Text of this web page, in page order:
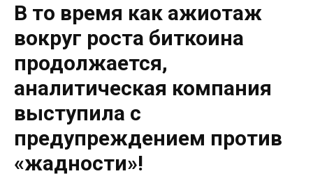
В то время как ажиотаж
вокруг роста биткоина
продолжается,
аналитическая компания
выступила с
предупреждением против
«жадности»!